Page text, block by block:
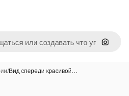
Поиск
/Вид спереди красивой…